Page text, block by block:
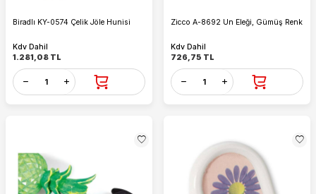
Biradlı KY-0574 Çelik Jöle Hunisi
Kdv Dahil
1.281,08 TL
Zicco A-8692 Un Eleği, Gümüş Renk
Kdv Dahil
726,75 TL